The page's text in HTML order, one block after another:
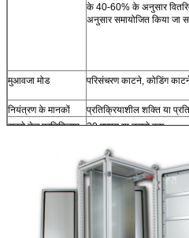
के 40-60% के अनुसार
अनुसार समायोजित किया जा
मुआवजा मोड परिसंचरण काटने, कोडिंग
नियंत्रण के मानकों
प्रतिक्रियाशील शक्ति या
सबसे तेज़ प्रतिक्रिया
20 एमएस या उससे कम